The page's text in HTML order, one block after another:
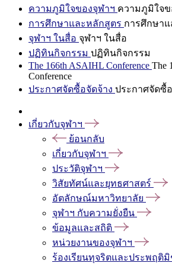
ความภูมิใจของจุฬาฯ ความภูมิใจข
การศึกษาและหลักสูตร การศึกษา
จุฬาฯ ในสื่อ จุฬาฯ ในสื่อ
ปฏิทินกิจกรรม ปฏิทินกิจกรรม
The 166th ASAIHL Conference The
Conference
ประกาศจัดซื้อจัดจ้าง ประกาศจัดซื้
เกี่ยวกับจุฬาฯ
ย้อนกลับ
เกี่ยวกับจุฬาฯ
ประวัติจุฬาฯ
วิสัยทัศน์และยุทธศาสตร์
อัตลักษณ์มหาวิทยาลัย
จุฬาฯ กับความยั่งยืน
ข้อมูลและสถิติ
หน่วยงานของจุฬาฯ
ร้องเรียนทุจริตและประพฤติ